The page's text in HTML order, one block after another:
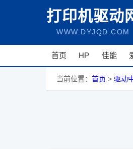
打印机驱动
WWW.DYJQD.COM
首页 HP 佳能
当前位置： 首页 > 驱动